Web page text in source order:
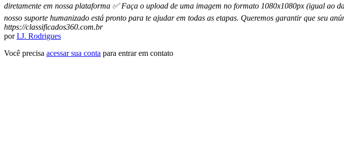
diretamente em nossa plataforma ✅ Faça o upload de uma imagem no formato 1080x1080px (igual ao
nosso suporte humanizado está pronto para te ajudar em todas as etapas. Queremos garantir que seu
https://classificados360.com.br
porI.J. Rodrigues
Você precisa acessar sua conta para entrar em contato